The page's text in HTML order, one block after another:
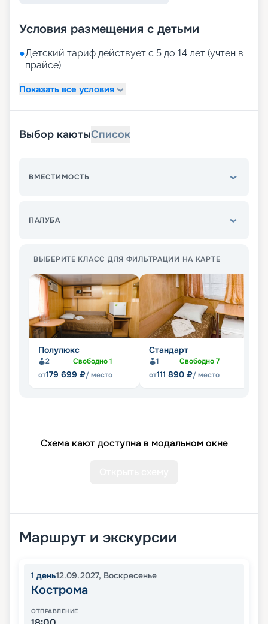
Условия размещения с детьми
●Детский тариф действует с 5 до 14 лет (учтен в
прайсе).
Показать все условия
Выбор каютыСписок
ВМЕСТИМОСТЬ
ПАЛУБА
ВЫБЕРИТЕ КЛАСС ДЛЯ ФИЛЬТРАЦИИ НА КАРТЕ
Полулюкс
2 Свободно1
от179 699 ₽/ место
Стандарт
1 Свободно7
от111 890 ₽/ место
Схема кают доступна в модальном окне
Маршрут и экскурсии
1 день12.09.2027, Воскресенье
Кострома
ОТПРАВЛЕНИЕ